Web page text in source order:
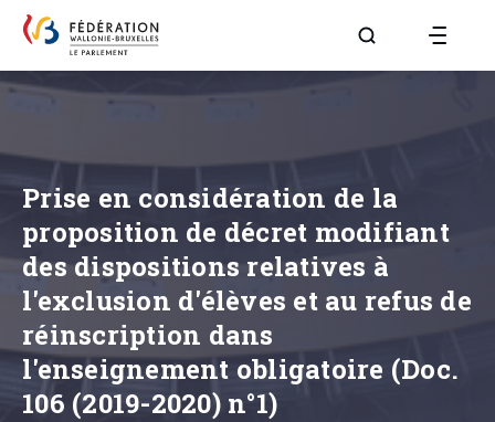
Aller à la page
Prise en considération de la
proposition de décret modifiant
des dispositions relatives à
l'exclusion d'élèves et au refus de
réinscription dans
l'enseignement obligatoire (Doc.
106 (2019-2020) n°1)